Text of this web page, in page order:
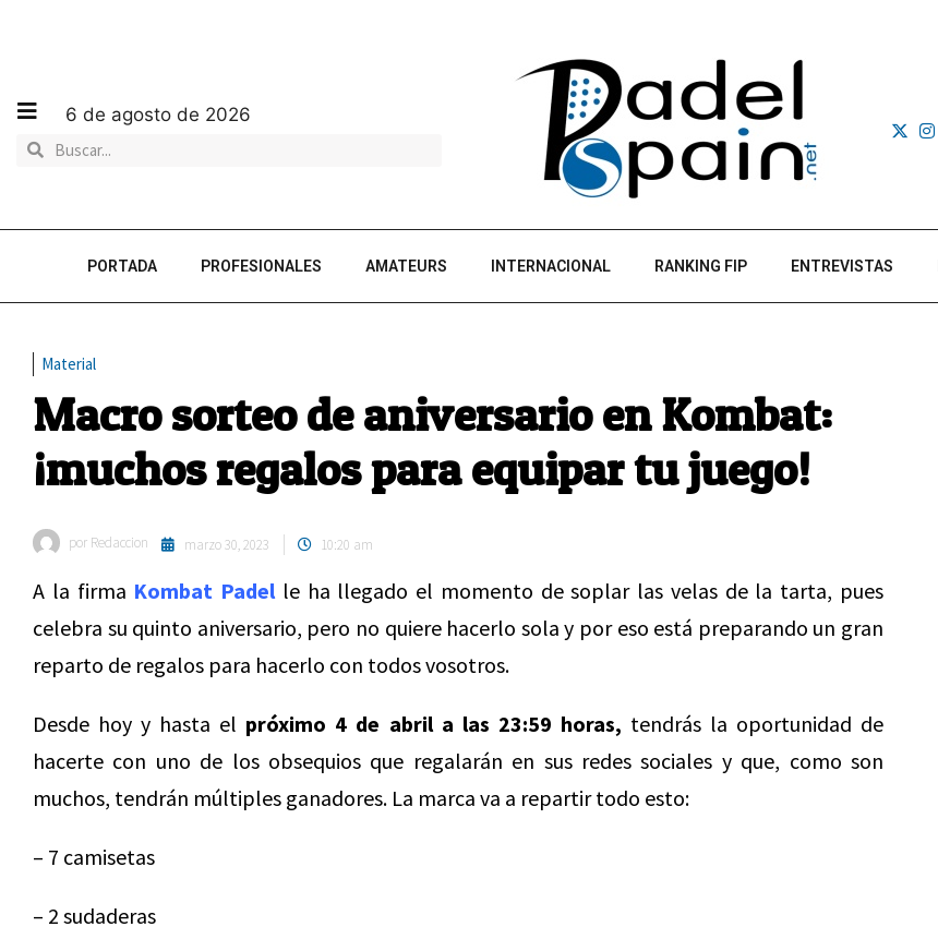
6 de agosto de 2026
PORTADA PROFESIONALES AMATEURS INTERNACIONAL RANKING FIP ENTREVISTAS
Material
Macro sorteo de aniversario en Kombat:
¡muchos regalos para equipar tu juego!
por Redaccion marzo 30, 2023 10:20 am
A la firma Kombat Padelle ha llegado el momento de soplar las velas de la tarta, pues
celebra su quinto aniversario, pero no quiere hacerlo sola y por eso está preparando un gran
reparto de regalos para hacerlo con todos vosotros.
Desde hoy y hasta el próximo 4 de abril a las 23:59 horas, tendrás la oportunidad de
hacerte con uno de los obsequios que regalarán en sus redes sociales y que, como son
muchos, tendrán múltiples ganadores. La marca va a repartir todo esto:
– 7 camisetas
– 2 sudaderas